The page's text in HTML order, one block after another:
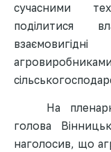
сучасними
поділитися
На
голова
наголосив, що